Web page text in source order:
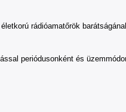
rádióamatőrök
periódusonként és